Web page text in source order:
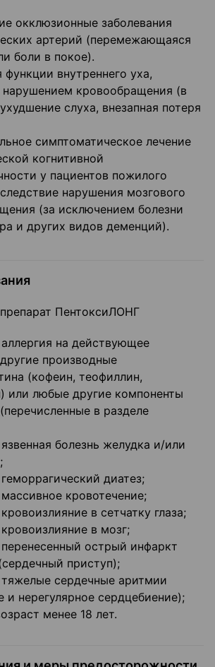
окклюзионные заболевания
артерий (перемежающаяся
боли в покое).
внутреннего уха,
нарушением кровообращения (в
слуха, внезапная потеря
симптоматическое лечение
когнитивной
у пациентов пожилого
нарушения мозгового
(за исключением болезни
и других видов деменций).
ПентоксиЛОНГ
на действующее
производные
(кофеин, теофиллин,
или любые другие компоненты
(перечисленные в разделе
болезнь желудка и/или
диатез;
кровотечение;
в сетчатку глаза;
в мозг;
острый инфаркт
приступ);
тяжелые сердечные аритмии
и нерегулярное сердцебиение);
менее 18 лет.